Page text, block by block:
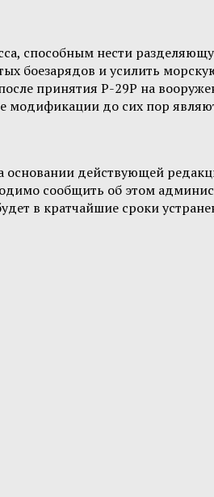
способным нести
боезарядов и усилить
принятия Р-29Р на
до сих пор
основании действующей
сообщить об этом
в кратчайшие сроки